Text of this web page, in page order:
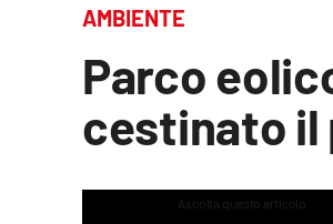
Economia e lavoroAMBIENTE
Parco
cestinato il
Ascolta questo articolo